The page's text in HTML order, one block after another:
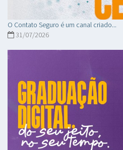
O Contato Seguro é um canal criado...
31/07/2026